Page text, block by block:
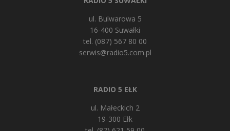
ul. Bulwarowa 5
16-400 Suwałki
tel. (087) 567 80 00
serwis@radio5.com.pl
RADIO 5 EŁK
ul. Małeckich 2
19-300 Ełk